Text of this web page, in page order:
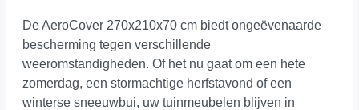
De AeroCover 270x210x70 cm biedt ongeëvenaarde
bescherming tegen verschillende
weeromstandigheden. Of het nu gaat om een hete
zomerdag, een stormachtige herfstavond of een
winterse sneeuwbui, uw tuinmeubelen blijven in